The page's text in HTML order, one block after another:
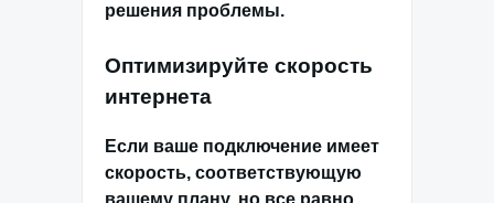
решения проблемы.
Оптимизируйте скорость
интернета
Если ваше подключение имеет
скорость, соответствующую
вашему плану, но все равно